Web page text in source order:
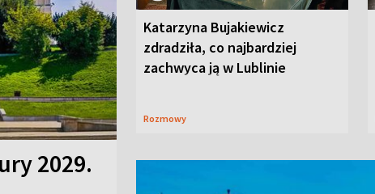
2029.
Katarzyna Bujakiewicz
zdradziła, co najbardziej
zachwyca ją w Lublinie
Rozmowy